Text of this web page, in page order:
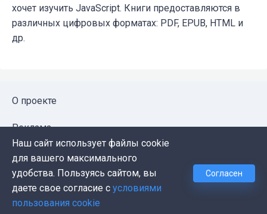
хочет изучить JavaScript. Книги предоставляются в
различных цифровых форматах: PDF, EPUB, HTML и
др.
О проекте
Реклама
Публичная оферта
Политика конфиденциальности
Контакты
Наш сайт использует файлы cookie
для вашего максимального
удобства. Пользуясь сайтом, вы
даете свое согласие с условиями
пользования cookie
Согласен